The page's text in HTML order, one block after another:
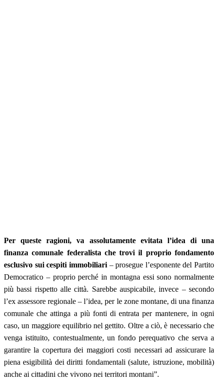
Per queste ragioni, va assolutamente evitata l’idea di una
finanza comunale federalista che trovi il proprio fondamento
esclusivo sui cespiti immobiliari– prosegue l’esponente del Partito
Democratico – proprio perché in montagna essi sono normalmente
più bassi rispetto alle città. Sarebbe auspicabile, invece – secondo
l’ex assessore regionale – l’idea, per le zone montane, di una finanza
comunale che attinga a più fonti di entrata per mantenere, in ogni
caso, un maggiore equilibrio nel gettito. Oltre a ciò, è necessario che
venga istituito, contestualmente, un fondo perequativo che serva a
garantire la copertura dei maggiori costi necessari ad assicurare la
piena esigibilità dei diritti fondamentali (salute, istruzione, mobilità)
anche ai cittadini che vivono nei territori montani”.